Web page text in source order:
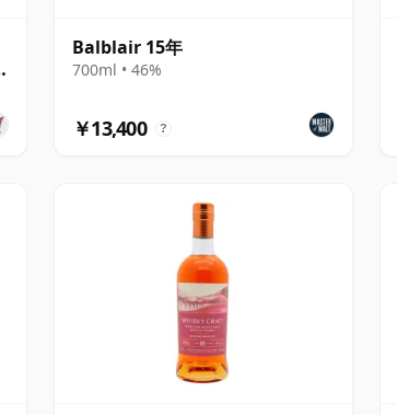
Balblair 15年
700ml • 46%
￥13,400 ?